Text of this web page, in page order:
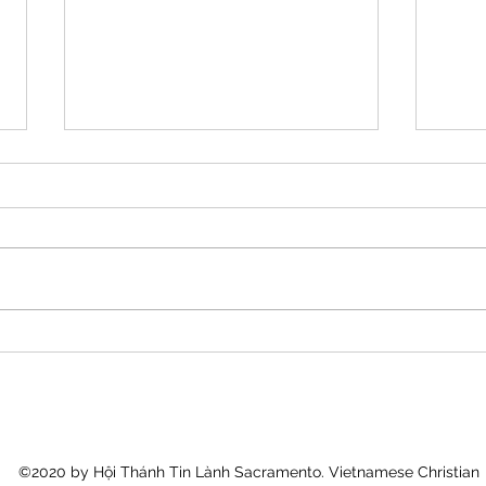
A-Đam Và Đấng Christ
©2020 by Hội Thánh Tin Lành Sacramento. Vietnamese Christian